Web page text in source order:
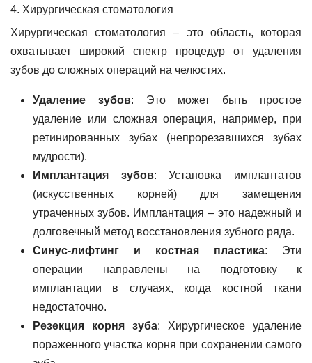
4. Хирургическая стоматология
Хирургическая стоматология – это область, которая
охватывает широкий спектр процедур от удаления
зубов до сложных операций на челюстях.
Удаление зубов: Это может быть простое
удаление или сложная операция, например, при
ретинированных зубах (непрорезавшихся зубах
мудрости).
Имплантация зубов: Установка имплантатов
(искусственных корней) для замещения
утраченных зубов. Имплантация – это надежный и
долговечный метод восстановления зубного ряда.
Синус-лифтинг и костная пластика: Эти
операции направлены на подготовку к
имплантации в случаях, когда костной ткани
недостаточно.
Резекция корня зуба: Хирургическое удаление
пораженного участка корня при сохранении самого